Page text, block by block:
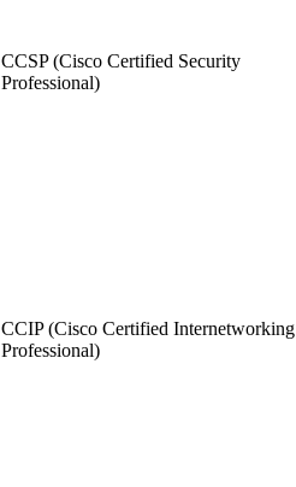
ССSP (Cisco Certified Security
Professional)
CCIP (Cisco Certified Internetworking
Professional)